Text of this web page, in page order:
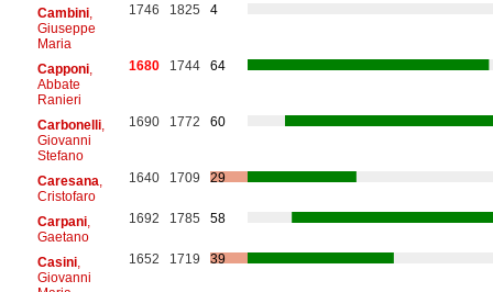
Cambini,
Giuseppe
Maria
1746 1825 4
Capponi,
Abbate
Ranieri
1680 1744 64
Carbonelli,
Giovanni
Stefano
1690 1772 60
Caresana
Cristofaro
1640 1709 29
Carpani,
Gaetano
1692 1785 58
Casini,
Giovanni
1652 1719 39